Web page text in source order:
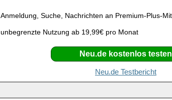
Anmeldung, Suche, Nachrichten an Premium-Plus-
unbegrenzte Nutzung ab 19,99€ pro Monat
Neu.de kostenlos testen
Neu.de Testbericht